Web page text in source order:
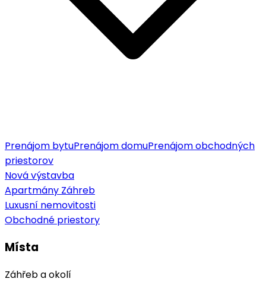
Prenájom bytuPrenájom domuPrenájom obchodných
priestorov
Nová výstavba
Apartmány Záhreb
Luxusní nemovitosti
Obchodné priestory
Místa
Záhřeb a okolí